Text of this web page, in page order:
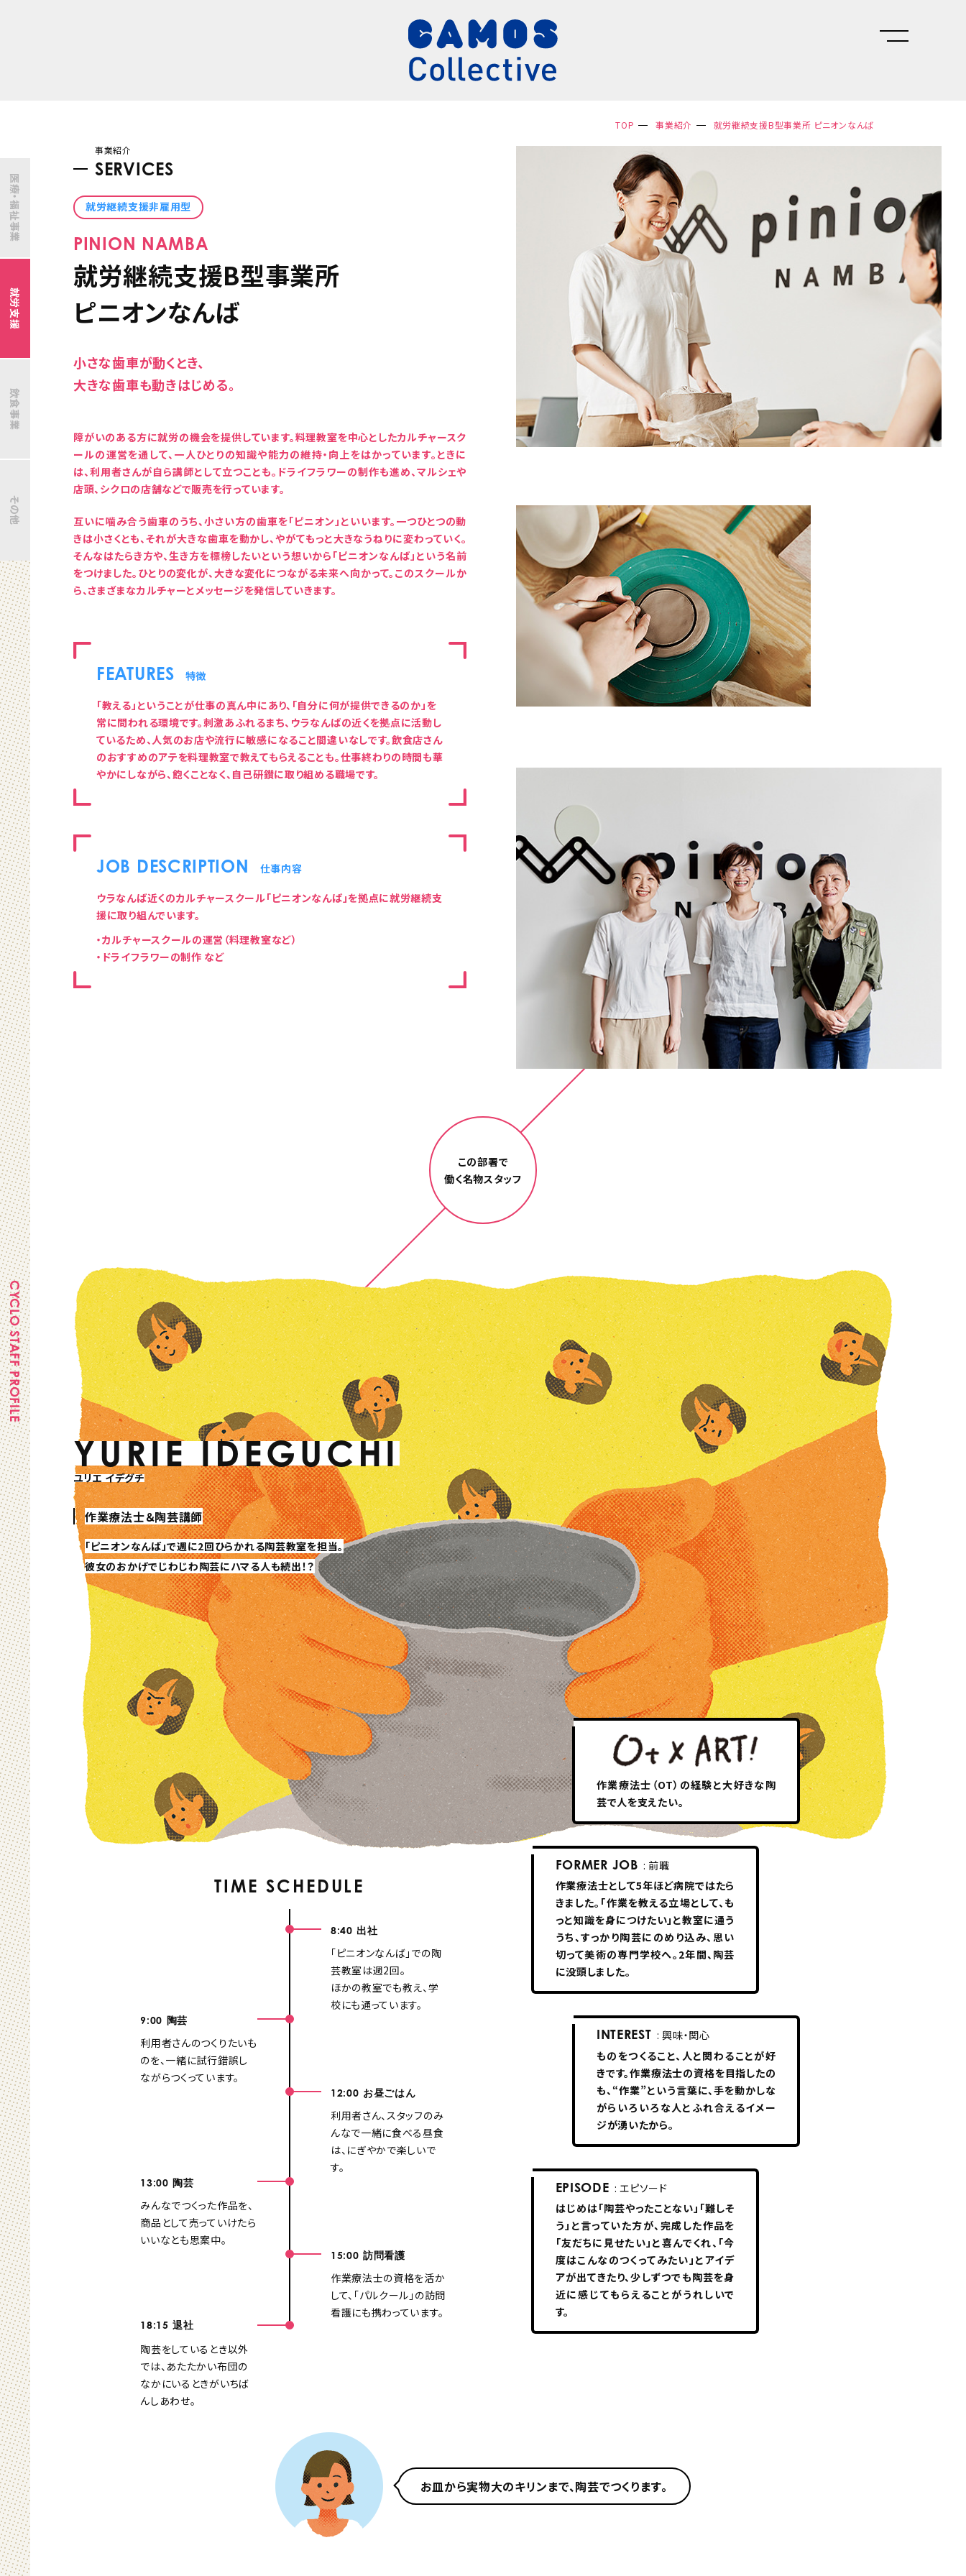
TOP 事業紹介 就労継続支援B型事業所 ピニオンなんば
事業紹介
SERVICES
就労継続支援非雇用型
PINION NAMBA
就労継続支援B型事業所
ピニオンなんば
小さな歯車が動くとき、
大きな歯車も動きはじめる。
障がいのある方に就労の機会を提供しています。料理教室を中心としたカルチャースク
ールの運営を通して、一人ひとりの知識や能力の維持・向上をはかっています。ときに
は、利用者さんが自ら講師として立つことも。ドライフラワーの制作も進め、マルシェや
店頭、シクロの店舗などで販売を行っています。
互いに噛み合う歯車のうち、小さい方の歯車を「ピニオン」といいます。一つひとつの動
きは小さくとも、それが大きな歯車を動かし、やがてもっと大きなうねりに変わっていく。
そんなはたらき方や、生き方を標榜したいという想いから「ピニオンなんば」という名前
をつけました。ひとりの変化が、大きな変化につながる未来へ向かって。このスクールか
ら、さまざまなカルチャーとメッセージを発信していきます。
FEATURES 特徴
「教える」ということが仕事の真ん中にあり、「自分に何が提供できるのか」を
常に問われる環境です。刺激あふれるまち、ウラなんばの近くを拠点に活動し
ているため、人気のお店や流行に敏感になること間違いなしです。飲食店さん
のおすすめのアテを料理教室で教えてもらえることも。仕事終わりの時間も華
やかにしながら、飽くことなく、自己研鑚に取り組める職場です。
JOB DESCRIPTION 仕事内容
ウラなんば近くのカルチャースクール「ピニオンなんば」を拠点に就労継続支
援に取り組んでいます。
・カルチャースクールの運営（料理教室など）
・ドライフラワーの制作 など
この部署で
働く名物スタッフ
CYCLO STAFF PROFILE
YURIE IDEGUCHI
ユリエ イデグチ
作業療法士＆陶芸講師
「ピニオンなんば」で週に2回ひらかれる陶芸教室を担当。
彼女のおかげでじわじわ陶芸にハマる人も続出！？
TIME SCHEDULE
8:40 出社
「ピニオンなんば」での陶
芸教室は週2回。
ほかの教室でも教え、学
校にも通っています。
9:00 陶芸
利用者さんのつくりたいも
のを、一緒に試行錯誤し
ながらつくっています。
12:00 お昼ごはん
利用者さん、スタッフのみ
んなで一緒に食べる昼食
は、にぎやかで楽しいで
す。
13:00 陶芸
みんなでつくった作品を、
商品として売っていけたら
いいなとも思案中。
15:00 訪問看護
作業療法士の資格を活か
して、「パルクール」の訪問
看護にも携わっています。
18:15 退社
陶芸をしているとき以外
では、あたたかい布団の
なかにいるときがいちば
んしあわせ。
作業療法士（OT）の経験と大好きな陶
芸で人を支えたい。
FORMER JOB : 前職
作業療法士として5年ほど病院ではたら
きました。「作業を教える立場として、も
っと知識を身につけたい」と教室に通う
うち、すっかり陶芸にのめり込み、思い
切って美術の専門学校へ。2年間、陶芸
に没頭しました。
INTEREST : 興味・関心
ものをつくること、人と関わることが好
きです。作業療法士の資格を目指したの
も、“作業”という言葉に、手を動かしな
がらいろいろな人とふれ合えるイメー
ジが湧いたから。
EPISODE : エピソード
はじめは「陶芸やったことない」「難しそ
う」と言っていた方が、完成した作品を
「友だちに見せたい」と喜んでくれ、「今
度はこんなのつくってみたい」とアイデ
アが出てきたり、少しずつでも陶芸を身
近に感じてもらえることがうれしいで
す。
お皿から実物大のキリンまで、陶芸でつくります。
医療・福祉事業
就労支援
飲食事業
その他